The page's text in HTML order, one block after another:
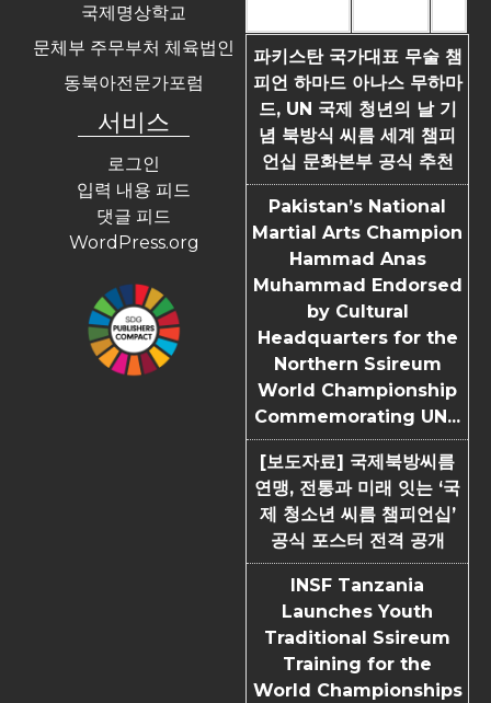
국제명상학교
문체부 주무부처 체육법인
동북아전문가포럼
서비스
로그인
입력 내용 피드
댓글 피드
WordPress.org
파키스탄 국가대표 무술 챔
피언 하마드 아나스 무하마
드, UN 국제 청년의 날 기
념 북방식 씨름 세계 챔피
언십 문화본부 공식 추천
Pakistan’s National
Martial Arts Champion
Hammad Anas
Muhammad Endorsed
by Cultural
Headquarters for the
Northern Ssireum
World Championship
Commemorating UN...
[보도자료] 국제북방씨름
연맹, 전통과 미래 잇는 ‘국
제 청소년 씨름 챔피언십’
공식 포스터 전격 공개
INSF Tanzania
Launches Youth
Traditional Ssireum
Training for the
World Championships